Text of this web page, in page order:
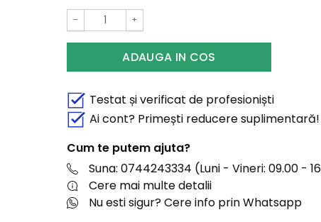
− +
ADAUGA IN COS
Testat și verificat de profesioniști
Ai cont? Primești reducere suplimentară!
Cum te putem ajuta?
Suna: 0744243334 (Luni - Vineri: 09.00 -
Cere mai multe detalii
Nu esti sigur? Cere info prin Whatsapp